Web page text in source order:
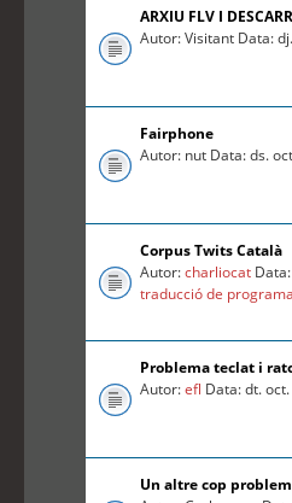
ARXIU FLV I
Autor: Visitant Data:
Fairphone
Autor: nut Data: ds.
Corpus Twits Català
Autor:charliocat
traducció de
Problema teclat i
Autor:efl Data: dt.
Un altre cop